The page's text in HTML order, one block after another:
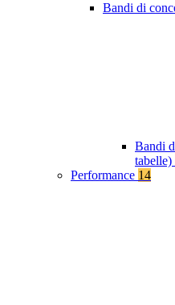
Bandi di
Bandi
tabelle)
Performance 14